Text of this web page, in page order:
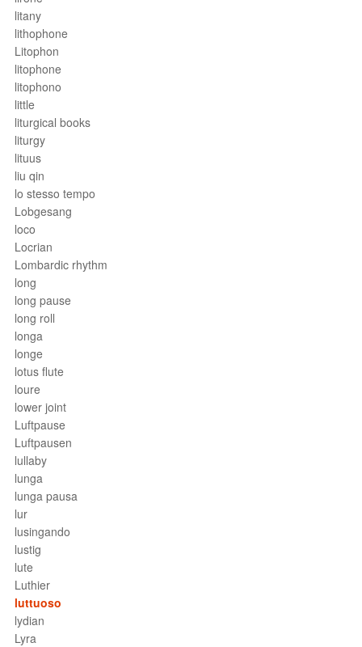
litany
lithophone
Litophon
litophone
litophono
little
liturgical books
liturgy
lituus
liu qin
lo stesso tempo
Lobgesang
loco
Locrian
Lombardic rhythm
long
long pause
long roll
longa
longe
lotus flute
loure
lower joint
Luftpause
Luftpausen
lullaby
lunga
lunga pausa
lur
lusingando
lustig
lute
Luthier
luttuoso
lydian
Lyra